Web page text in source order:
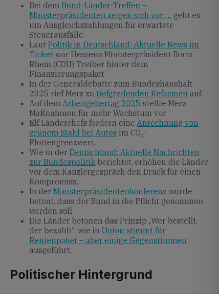
Bei dem Bund-Länder-Treffen –
Ministerpräsidenten zeigen sich vor … geht es
um Ausgleichszahlungen für erwartete
Steuerausfälle.
Laut Politik in Deutschland: Aktuelle News im
Ticker war Hessens Ministerpräsident Boris
Rhein (CDU) Treiber hinter dem
Finanzierungspaket.
In der Generaldebatte zum Bundeshaushalt
2025 rief Merz zu tiefgreifenden Reformen auf.
Auf dem Arbeitgebertag 2025 stellte Merz
Maßnahmen für mehr Wachstum vor.
Elf Länderchefs fordern eine Anrechnung von
grünem Stahl bei Autos im CO₂-
Flottengrenzwert.
Wie in der Deutschland: Aktuelle Nachrichten
zur Bundespolitikberichtet, erhöhen die Länder
vor dem Kanzlergespräch den Druck für einen
Kompromiss.
In der Ministerpräsidentenkonferenz wurde
betont, dass der Bund in die Pflicht genommen
werden soll.
Die Länder betonen das Prinzip „Wer bestellt,
der bezahlt“, wie in Union stimmt für
Rentenpaket – aber einige Gegenstimmen
ausgeführt.
Politischer Hintergrund